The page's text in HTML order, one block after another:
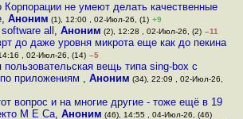
Корпорации не умеют делать качественные
,Аноним (1), 12:00 , 02-Июл-26, (1) +9
all , Аноним (2), 12:28 , 02-Июл-26, (2) –11
до даже уровня микрота еще как до пекина
, 02-Июл-26, (14) –5
пользовательская вещь типа sing-box с
приложениям ,Аноним (34), 22:09 , 02-Июл-26,
вопрос и на многие другие - тоже ещё в 19
М Е Са, Аноним (46), 14:55 , 04-Июл-26, (46)